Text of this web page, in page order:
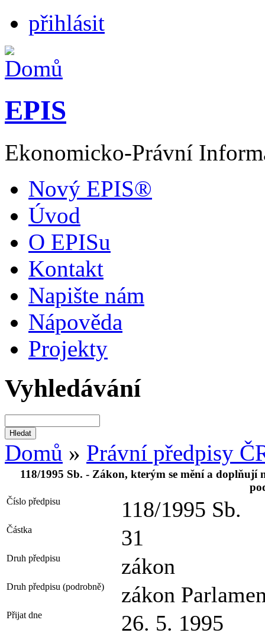
přihlásit
EPIS
Ekonomicko-Právní
Nový EPIS®
Úvod
O EPISu
Kontakt
Napište nám
Nápověda
Projekty
Vyhledávání
Domů » Právní předpisy
118/1995 Sb. - Zákon, kterým se mění a doplňují
Číslo předpisu 118/1995 Sb.
Částka 31
Druh předpisu zákon
Druh předpisu (podrobně) zákon
Přijat dne 26. 5. 1995